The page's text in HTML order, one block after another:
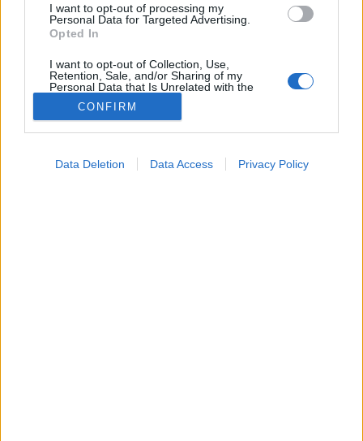
I want to opt-out of processing my
Personal Data for Targeted Advertising.
Opted In
I want to opt-out of Collection, Use,
Retention, Sale, and/or Sharing of my
Personal Data that Is Unrelated with the
Purposes for which it was collected.
Opted Out
CONFIRM
Data Deletion Data Access Privacy Policy